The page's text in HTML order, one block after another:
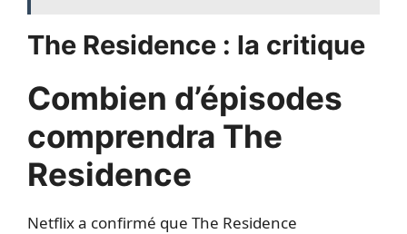
The Residence : la critique
Combien d’épisodes
comprendra The
Residence
Netflix a confirmé que The Residence